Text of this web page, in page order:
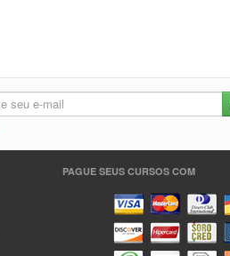
PAGUE SEUS CURSOS COM